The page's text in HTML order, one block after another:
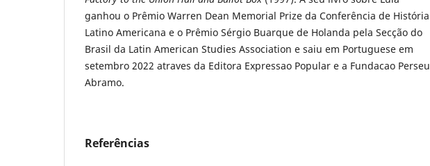
ganhou o Prêmio Warren Dean Memorial Prize da Conferência de História
Latino Americana e o Prêmio Sérgio Buarque de Holanda pela Secção do
Brasil da Latin American Studies Association e saiu em Portuguese em
setembro 2022 atraves da Editora Expressao Popular e a Fundacao Perseu
Abramo.
Referências